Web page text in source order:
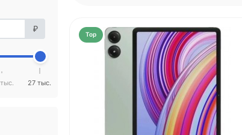
₽
27 тыс.
Top